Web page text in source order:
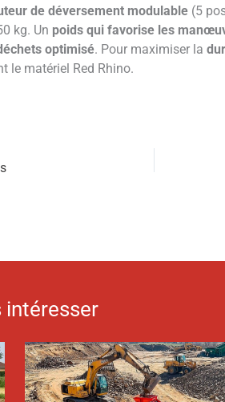
de déversement modulable (5
kg. Un poids qui favorise les
optimisé. Pour maximiser la
le matériel Red Rhino.
intéresser